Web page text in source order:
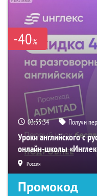
-40%
03:55:33 Получи
Уроки английского с
онлайн-школы
Россия
Промокод